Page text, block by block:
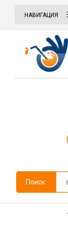
НАВИГАЦИЯ
Поиск